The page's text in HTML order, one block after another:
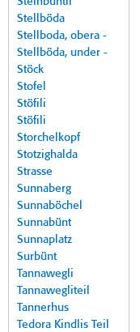
Stellböda
Stellboda, obera -
Stellböda, under -
Stöck
Stofel
Stöfili
Stöfili
Storchelkopf
Stotzighalda
Strasse
Sunnaberg
Sunnaböchel
Sunnabünt
Sunnaplatz
Surbünt
Tannawegli
Tannawegliteil
Tannerhus
Tedora Kindlis Teil